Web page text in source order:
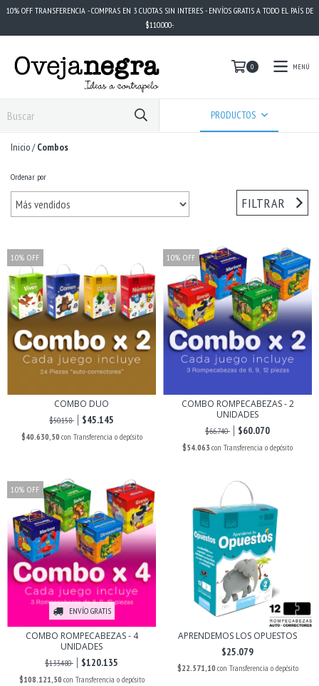
10% OFF TRANSFERENCIA - COMPRAS EN 3 CUOTAS SIN INTERES - ENVÍOS GRATIS A TODO EL PAÍS DE
$110.000-.
0 MENÚ
PRODUCTOS
Inicio/ Combos
Ordenar por
FILTRAR
10% OFF
COMBO DUO
$50.158 $45.145
$40.630,50 con Transferencia o depósito
10% OFF
COMBO ROMPECABEZAS - 2
UNIDADES
$66.740 $60.070
$54.063 con Transferencia o depósito
10% OFF
ENVÍO GRATIS
COMBO ROMPECABEZAS - 4
UNIDADES
$133.480 $120.135
$108.121,50 con Transferencia o depósito
APRENDEMOS LOS OPUESTOS
$25.079
$22.571,10 con Transferencia o depósito